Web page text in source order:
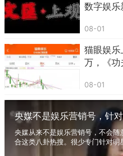
数字娱乐
08-01
猫眼娱
万，《
08-01
央媒不是娱乐营销号，针
从来不止是娱乐新闻
央媒从来不是娱乐营销号，不会随
合这类八卦热搜。很少专门针对
偏，关于张柏芝的这篇文章出现了